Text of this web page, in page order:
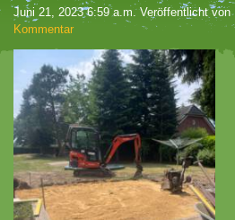
Juni 21, 2023 6:59 a.m. Veröffentlicht von
Kommentar